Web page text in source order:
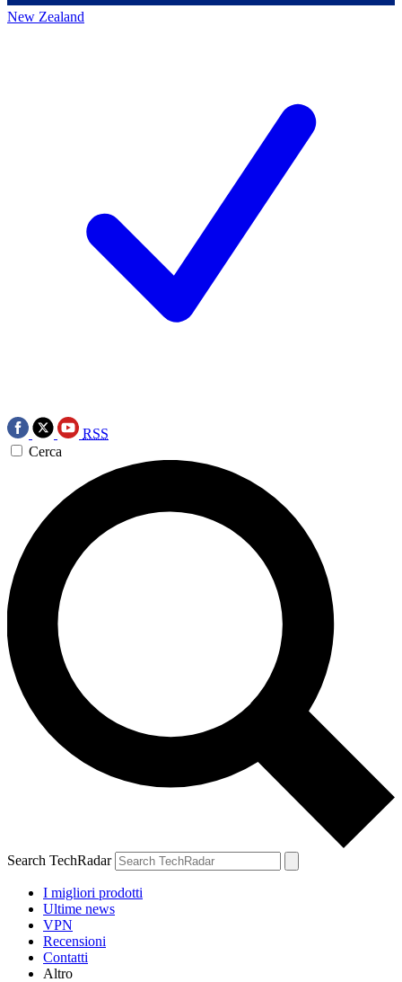
New Zealand
RSS
Cerca
Search TechRadar
I migliori prodotti
Ultime news
VPN
Recensioni
Contatti
Altro